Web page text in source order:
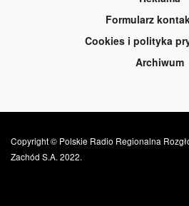
Formularz
Cookies i polityka
Archiwum
Copyright © Polskie Radio Regionalna
Zachód S.A. 2022.